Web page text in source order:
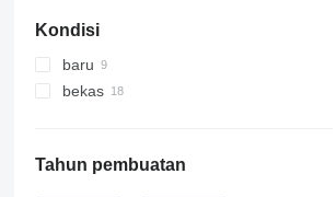
330
336
340
350
TM
VMT
Vibromax
Kondisi
baru
bekas
Tahun pembuatan